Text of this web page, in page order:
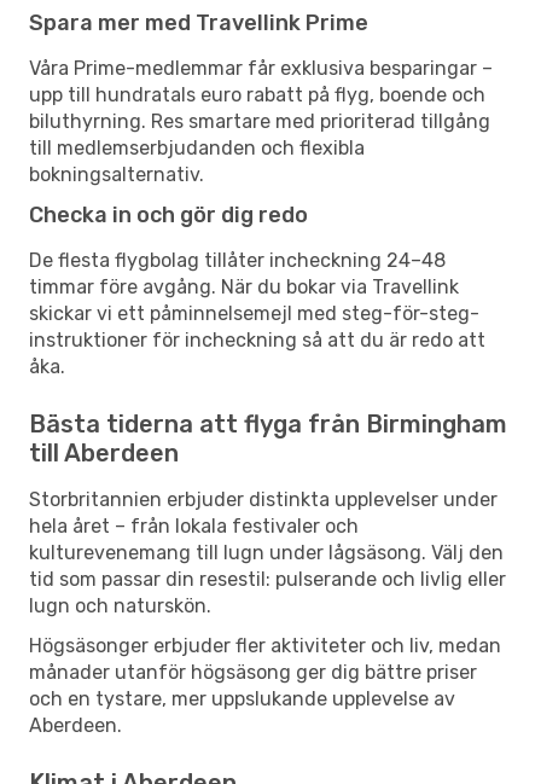
Spara mer med Travellink Prime
Våra Prime-medlemmar får exklusiva besparingar –
upp till hundratals euro rabatt på flyg, boende och
biluthyrning. Res smartare med prioriterad tillgång
till medlemserbjudanden och flexibla
bokningsalternativ.
Checka in och gör dig redo
De flesta flygbolag tillåter incheckning 24–48
timmar före avgång. När du bokar via Travellink
skickar vi ett påminnelsemejl med steg-för-steg-
instruktioner för incheckning så att du är redo att
åka.
Bästa tiderna att flyga från Birmingham
till Aberdeen
Storbritannien erbjuder distinkta upplevelser under
hela året – från lokala festivaler och
kulturevenemang till lugn under lågsäsong. Välj den
tid som passar din resestil: pulserande och livlig eller
lugn och naturskön.
Högsäsonger erbjuder fler aktiviteter och liv, medan
månader utanför högsäsong ger dig bättre priser
och en tystare, mer uppslukande upplevelse av
Aberdeen.